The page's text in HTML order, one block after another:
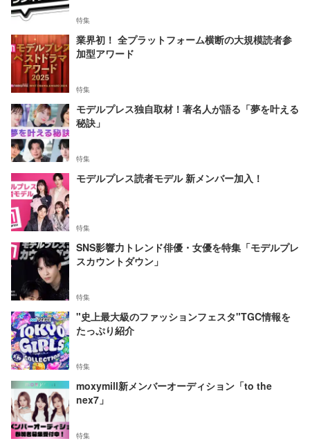
特集
業界初！ 全プラットフォーム横断の大規模読者参
加型アワード
特集
モデルプレス独自取材！著名人が語る「夢を叶える
秘訣」
特集
モデルプレス読者モデル 新メンバー加入！
特集
SNS影響力トレンド俳優・女優を特集「モデルプレ
スカウントダウン」
特集
"史上最大級のファッションフェスタ"TGC情報を
たっぷり紹介
特集
moxymill新メンバーオーディション「to the
nex7」
特集